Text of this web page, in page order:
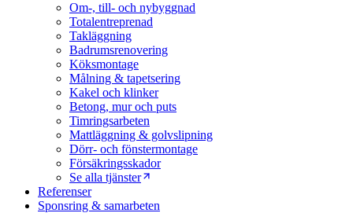
Om-, till- och nybyggnad
Totalentreprenad
Takläggning
Badrumsrenovering
Köksmontage
Målning & tapetsering
Kakel och klinker
Betong, mur och puts
Timringsarbeten
Mattläggning & golvslipning
Dörr- och fönstermontage
Försäkringsskador
Se alla tjänster
Referenser
Sponsring & samarbeten